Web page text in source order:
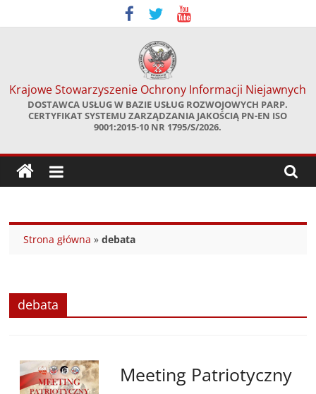
to
Krajowe Stowarzyszenie Ochrony Informacji Niejawnych
DOSTAWCA USŁUG W BAZIE USŁUG ROZWOJOWYCH PARP.
CERTYFIKAT SYSTEMU ZARZĄDZANIA JAKOŚCIĄ PN-EN ISO
9001:2015-10 NR 1795/S/2026.
Strona główna »debata
debata
Meeting Patriotyczny